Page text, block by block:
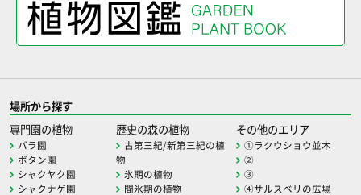
場所から探す
専門園の植物
バラ園
ボタン園
シャクヤク園
シャクナゲ園
歴史の森の植物
古第三紀/新第三紀の植
物
氷期の植物
間氷期の植物
その他のエリア
①ラクウショウ並木
②
③
④サルスベリの広場